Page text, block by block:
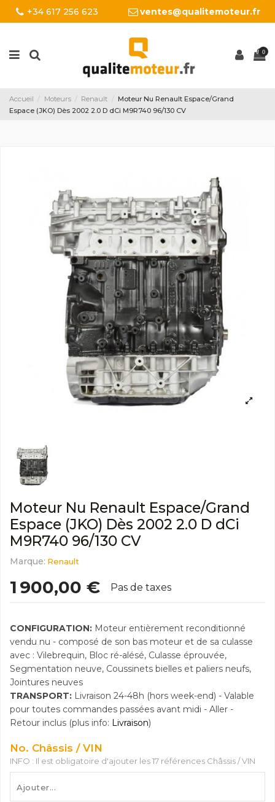
+34 617 256 623 ventes@qualitemoteur.fr
0
Accueil Moteurs Renault
Moteur Nu Renault Espace/Grand
Espace (JKO) Dès 2002 2.0 D dCi M9R740 96/130 CV
Moteur Nu Renault Espace/Grand
Espace (JKO) Dès 2002 2.0 D dCi
M9R740 96/130 CV
Marque: Renault
1 900,00 € Pas de taxes
CONFIGURATION: Moteur entièrement reconditionné
vendu nu - composé de son bas moteur et de sa culasse
avec : Vilebrequin, Bloc ré-alésé, Culasse éprouvée,
Segmentation neuve, Coussinets bielles et paliers neufs,
Jointures neuves
TRANSPORT: Livraison 24-48h (hors week-end) - Valable
pour toutes commandes passées avant midi - Aller -
Retour inclus (plus info: Livraison)
No. Châssis / VIN
INFO : Il est obligatoire d'ajouter les 17 références Châssis / VIN